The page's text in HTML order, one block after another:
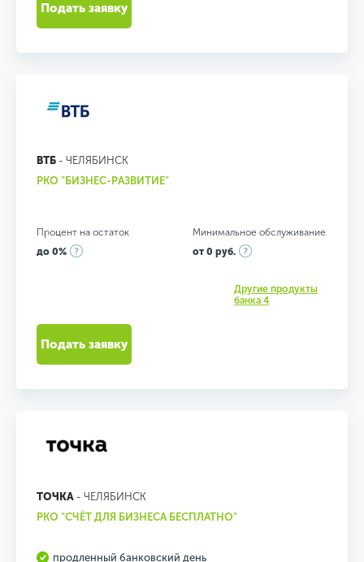
Подать заявку
ВТБ - ЧЕЛЯБИНСК
РКО "БИЗНЕС-РАЗВИТИЕ"
Процент на остаток
до 0%
Минимальное обслуживание
от 0 руб.
Другие продукты
банка 4
Подать заявку
ТОЧКА - ЧЕЛЯБИНСК
РКО "СЧЁТ ДЛЯ БИЗНЕСА БЕСПЛАТНО"
продленный банковский день